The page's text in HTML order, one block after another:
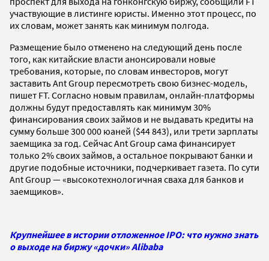
участвующие в листинге юристы. Именно этот процесс, по
их словам, может занять как минимум полгода.
Размещение было отменено на следующий день после
того, как китайские власти анонсировали новые
требования, которые, по словам инвесторов, могут
заставить Ant Group пересмотреть свою бизнес-модель,
пишет FT. Согласно новым правилам, онлайн-платформы
должны будут предоставлять как минимум 30%
финансирования своих займов и не выдавать кредиты на
сумму больше 300 000 юаней ($44 843), или трети зарплаты
заемщика за год. Сейчас Ant Group сама финансирует
только 2% своих займов, а остальное покрывают банки и
другие подобные источники, подчеркивает газета. По сути
Ant Group — «высокотехнологичная сваха для банков и
заемщиков».
Крупнейшее в истории отложенное IPO: что нужно знать
о выходе на биржу «дочки» Alibaba